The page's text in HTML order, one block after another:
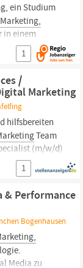
ein Studium
Marketing,
in einem
1
/
Marketing
hilfsbereiten
Team
(m/w/d)
Digital
| Anfang
1
& Performance
Bogenhausen
Media zu